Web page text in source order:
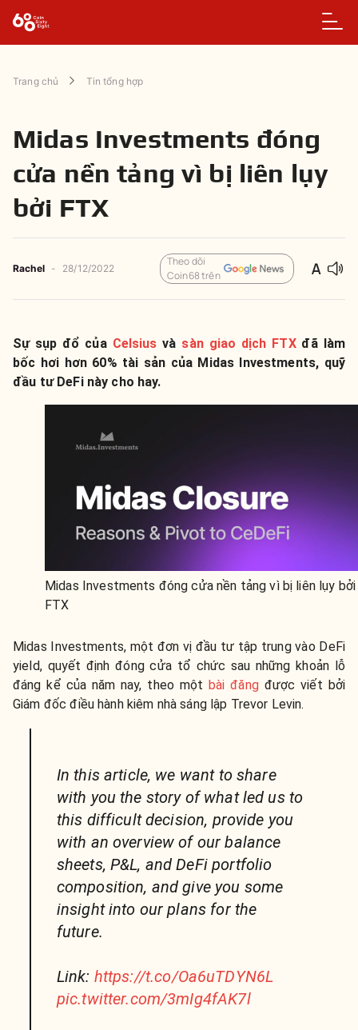
Trang chủ Tin tổng hợp
Midas Investments đóng
cửa nền tảng vì bị liên lụy
bởi FTX
Rachel - 28/12/2022
Theo dõi
Coin68 trên
Sự sụp đổ của Celsius và sàn giao dịch FTXđã làm
bốc hơi hơn 60% tài sản của Midas Investments, quỹ
đầu tư DeFi này cho hay.
Midas Investments đóng cửa nền tảng vì bị liên lụy bởi
FTX
Midas Investments, một đơn vị đầu tư tập trung vào DeFi
yield, quyết định đóng cửa tổ chức sau những khoản lỗ
đáng kể của năm nay, theo mộtbài đăngđược viết bởi
Giám đốc điều hành kiêm nhà sáng lập Trevor Levin.
In this article, we want to share
with you the story of what led us to
this difficult decision, provide you
with an overview of our balance
sheets, P&L, and DeFi portfolio
composition, and give you some
insight into our plans for the
future.
Link: https://t.co/Oa6uTDYN6L
pic.twitter.com/3mIg4fAK7l